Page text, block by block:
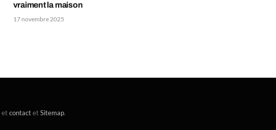
vraiment la maison
17 novembre 2025
etcontactetSitemap.